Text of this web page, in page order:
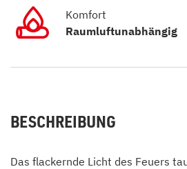
Komfort
Raumluftunabhängig
BESCHREIBUNG
Das flackernde Licht des Feuers